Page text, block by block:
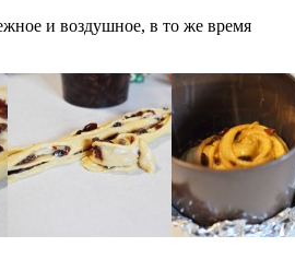
и воздушное, в то же время